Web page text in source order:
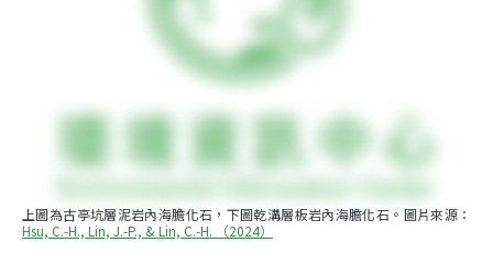
上圖為古亭坑層泥岩內海膽化石，下圖乾溝層板岩內海膽化石。圖片來源：
Hsu, C.-H., Lin, J.-P., & Lin, C.-H. （2024）